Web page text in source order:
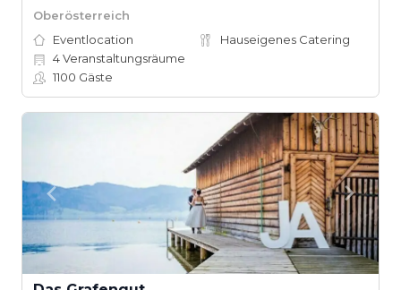
Oberösterreich
Eventlocation
Hauseigenes Catering
4Veranstaltungsräume
1100 Gäste